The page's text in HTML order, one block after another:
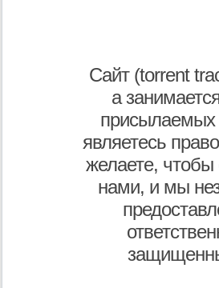
Сайт (torrent
а
являетесь
желаете, чтобы
нами, и мы